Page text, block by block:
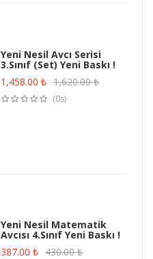
Yeni Nesil Avcı Serisi
3.Sınıf (Set) Yeni Baskı !
1,458.00₺ 1,620.00₺
(0s)
Yeni Nesil Matematik
Avcısı 4.Sınıf Yeni Baskı !
387.00₺ 430.00₺